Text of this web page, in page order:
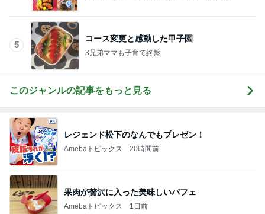
5
コース変更と感動した甲子園
3兄弟ママも子育て終盤
このジャンルの記事をもっと見る
レジェンド松下のなんでもプレゼン！
Amebaトピックス 20時間前
果肉が贅沢に入った美味しいパフェ
Amebaトピックス 1日前